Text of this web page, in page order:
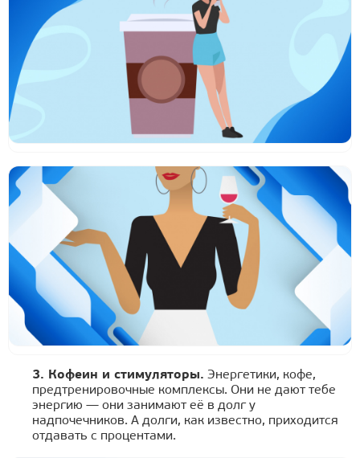
3. Кофеин и стимуляторы. Энергетики, кофе,
предтренировочные комплексы. Они не дают тебе
энергию — они занимают её в долг у
надпочечников. А долги, как известно, приходится
отдавать с процентами.